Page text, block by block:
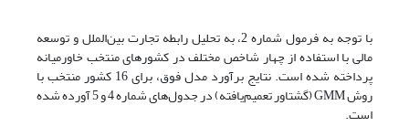
با توجه به فرمول شماره 2، به تحلیل رابطه تجارت بین‌الملل و توسعه
مالی با استفاده از چهار شاخص مختلف در کشورهای منتخب خاورمیانه
پرداخته شده است. نتایج برآورد مدل فوق، برای 16 کشور منتخب با
روش GMM (گشتاور تعمیم‌یافته) در جدول‌های شماره 4 و 5 آورده شده
است.